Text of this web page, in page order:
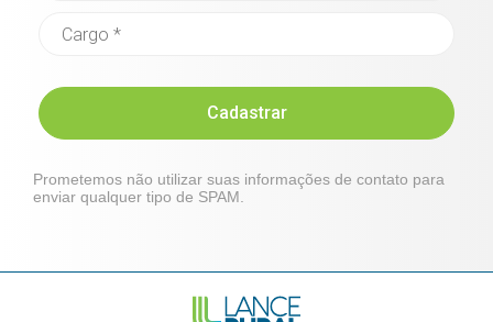
Cadastrar
Prometemos não utilizar suas informações de contato para
enviar qualquer tipo de SPAM.